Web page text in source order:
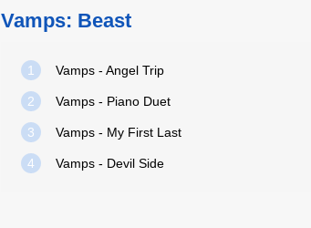
Vamps: Beast
1 Vamps - Angel Trip
2 Vamps - Piano Duet
3 Vamps - My First Last
4 Vamps - Devil Side